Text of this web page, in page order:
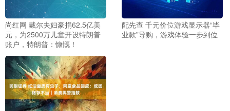
尚红网 戴尔夫妇豪捐62.5亿美
元，为2500万儿童开设特朗普
账户，特朗普：慷慨！
配先查 千元价位游戏显示器“毕
业款”导购，游戏体验一步到位